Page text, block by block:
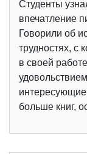
Студенты
впечатление
Говорили об
трудностях, с
в своей
больше книг,